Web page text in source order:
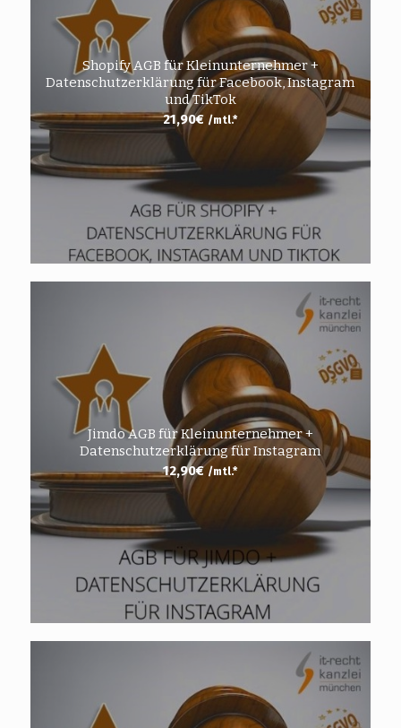
Shopify AGB für Kleinunternehmer +
Datenschutzerklärung für Facebook, Instagram
und TikTok
21,90€ /mtl.*
Jimdo AGB für Kleinunternehmer +
Datenschutzerklärung für Instagram
12,90€ /mtl.*